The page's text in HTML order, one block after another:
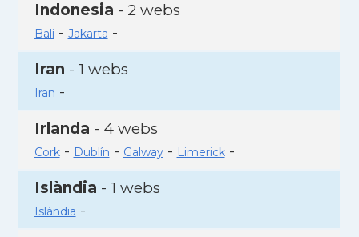
Indonesia - 2 webs
Bali - Jakarta -
Iran - 1 webs
Iran -
Irlanda - 4 webs
Cork- Dublín - Galway- Limerick-
Islàndia - 1 webs
Islàndia -